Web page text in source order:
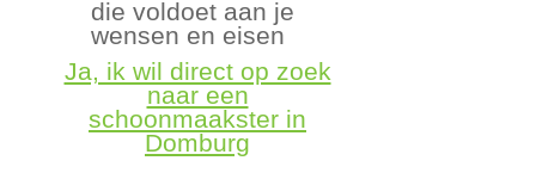
die voldoet aan je
wensen en eisen
Ja, ik wil direct op zoek
naar een
schoonmaakster in
Domburg